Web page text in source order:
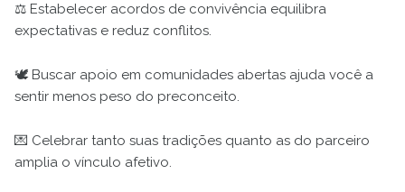
⚖️ Estabelecer acordos de convivência equilibra
expectativas e reduz conflitos.
🕊️ Buscar apoio em comunidades abertas ajuda você a
sentir menos peso do preconceito.
💌 Celebrar tanto suas tradições quanto as do parceiro
amplia o vínculo afetivo.